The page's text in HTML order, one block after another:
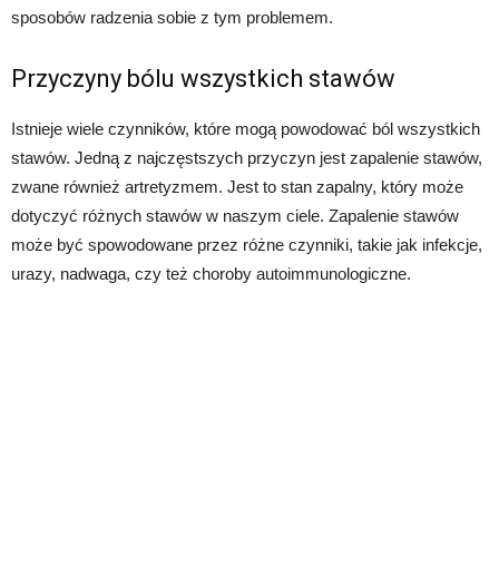
sposobów radzenia sobie z tym problemem.
Przyczyny bólu wszystkich stawów
Istnieje wiele czynników, które mogą powodować ból wszystkich
stawów. Jedną z najczęstszych przyczyn jest zapalenie stawów,
zwane również artretyzmem. Jest to stan zapalny, który może
dotyczyć różnych stawów w naszym ciele. Zapalenie stawów
może być spowodowane przez różne czynniki, takie jak infekcje,
urazy, nadwaga, czy też choroby autoimmunologiczne.